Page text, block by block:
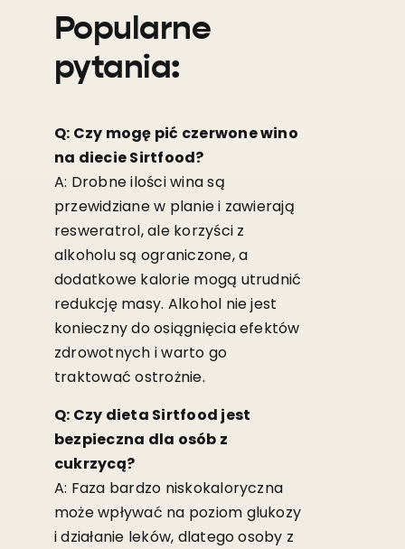
Popularne
pytania:
Q: Czy mogę pić czerwone wino
na diecie Sirtfood?
A: Drobne ilości wina są
przewidziane w planie i zawierają
resweratrol, ale korzyści z
alkoholu są ograniczone, a
dodatkowe kalorie mogą utrudnić
redukcję masy. Alkohol nie jest
konieczny do osiągnięcia efektów
zdrowotnych i warto go
traktować ostrożnie.
Q: Czy dieta Sirtfood jest
bezpieczna dla osób z
cukrzycą?
A: Faza bardzo niskokaloryczna
może wpływać na poziom glukozy
i działanie leków, dlatego osoby z